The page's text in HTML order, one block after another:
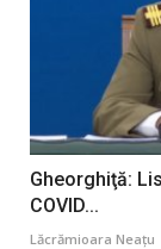
Gheorghiţă:
COVID...
Lăcrămioara Neațu